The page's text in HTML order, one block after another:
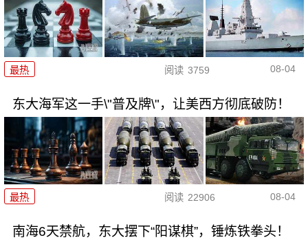
最热 阅读 3759 08-04
东大海军这一手\"普及牌\"，让美西方彻底破防！
最热 阅读 22906 08-04
南海6天禁航，东大摆下“阳谋棋”，锤炼铁拳头！